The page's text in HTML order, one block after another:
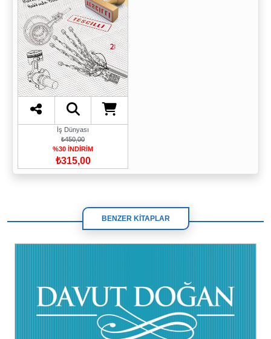
İş Dünyası
₺450,00
%30 İNDİRİM
₺315,00
BENZER KİTAPLAR